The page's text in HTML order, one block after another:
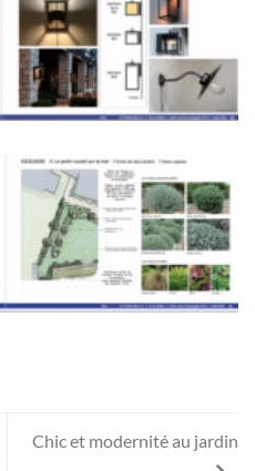
Chic et modernité au jardin